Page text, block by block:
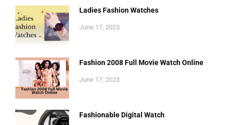
Ladies Fashion Watches
June 17, 2023
Fashion 2008 Full Movie Watch Online
June 17, 2023
Fashionable Digital Watch